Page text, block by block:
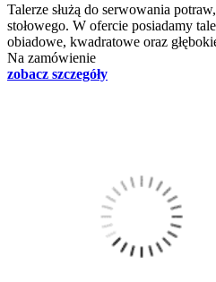
Talerze służą do serwowania
stołowego. W ofercie posiadamy
obiadowe, kwadratowe oraz
Na zamówienie
zobacz szczegóły